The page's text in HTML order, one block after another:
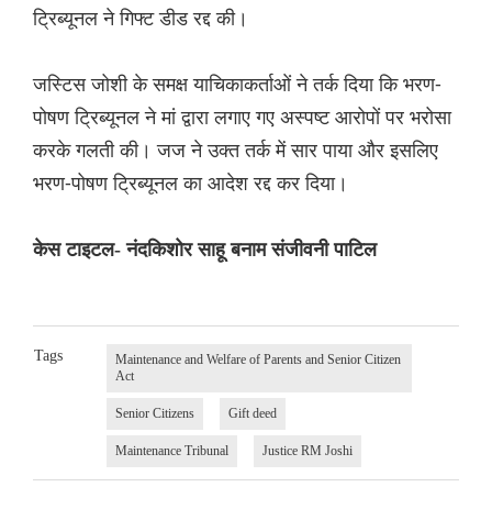
ट्रिब्यूनल ने गिफ्ट डीड रद्द की।
जस्टिस जोशी के समक्ष याचिकाकर्ताओं ने तर्क दिया कि भरण-
पोषण ट्रिब्यूनल ने मां द्वारा लगाए गए अस्पष्ट आरोपों पर भरोसा
करके गलती की। जज ने उक्त तर्क में सार पाया और इसलिए
भरण-पोषण ट्रिब्यूनल का आदेश रद्द कर दिया।
केस टाइटल- नंदकिशोर साहू बनाम संजीवनी पाटिल
Tags
Maintenance and Welfare of Parents and Senior Citizen
Act
Senior Citizens Gift deed
Maintenance Tribunal Justice RM Joshi